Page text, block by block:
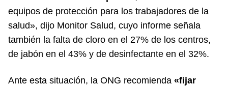
equipos de protección para los trabajadores de la
salud», dijo Monitor Salud, cuyo informe señala
también la falta de cloro en el 27% de los centros,
de jabón en el 43% y de desinfectante en el 32%.
Ante esta situación, la ONG recomienda «fijar